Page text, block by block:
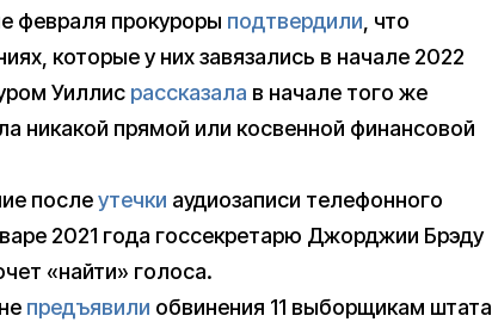
февраля прокуроры подтвердили, что
которые у них завязались в начале 2022
Уиллис рассказала в начале того же
никакой прямой или косвенной финансовой
послеутечки аудиозаписи телефонного
2021 года госсекретарю Джорджии Брэду
«найти» голоса.
предъявили обвинения 11 выборщикам штата